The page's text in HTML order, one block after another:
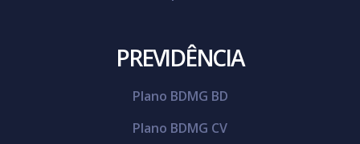
PREVIDÊNCIA
Plano BDMG BD
Plano BDMG CV